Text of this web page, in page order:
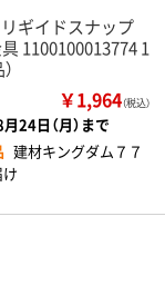
ギイドスナップ
1100100013774 1
￥1,964（税込）
24日（月）まで
建材キングダム７７